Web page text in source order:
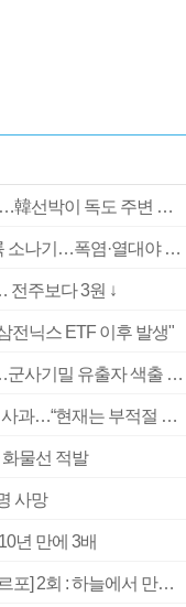
[속보] 여전히 ‘독도는 우리땅’ 외치는 日…韓선박이 독도 주변 해양조사 활동하자 반발
부산 울산 경남 구름 많고 경남 북서내륙 소나기…폭염·열대야 계속
전주보다 3원 ↓
전닉스 ETF 이후 발생"
‘탄약 부족 사태’ 보도에 격노한 트럼프…군사기밀 유출자 색출 지시
[속보] ‘심판 성접대’ 논란 축구협회 공식 사과…“현재는 부적절 행위 없어”
물선 적발
사망
년 만에 3배
[2026 부산청소년극지체험탐험대 현장르포] 2회 : 하늘에서 만난 얼음의 나라